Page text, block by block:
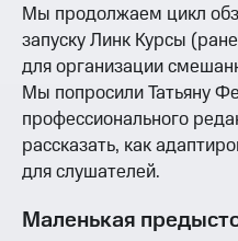
Мы продолжаем цикл
запуску Линк Курсы
для организации
Мы попросили Татьяну
профессионального
рассказать, как
для слушателей.
Маленькая